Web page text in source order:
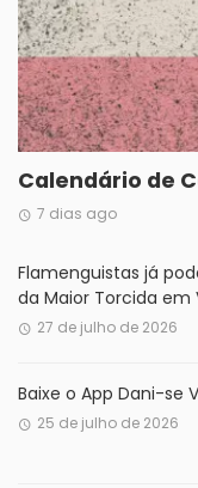
Calendário de
7 dias ago
Flamenguistas já
da Maior Torcida em
27 de julho de 2026
Baixe o App Dani-se
25 de julho de 2026